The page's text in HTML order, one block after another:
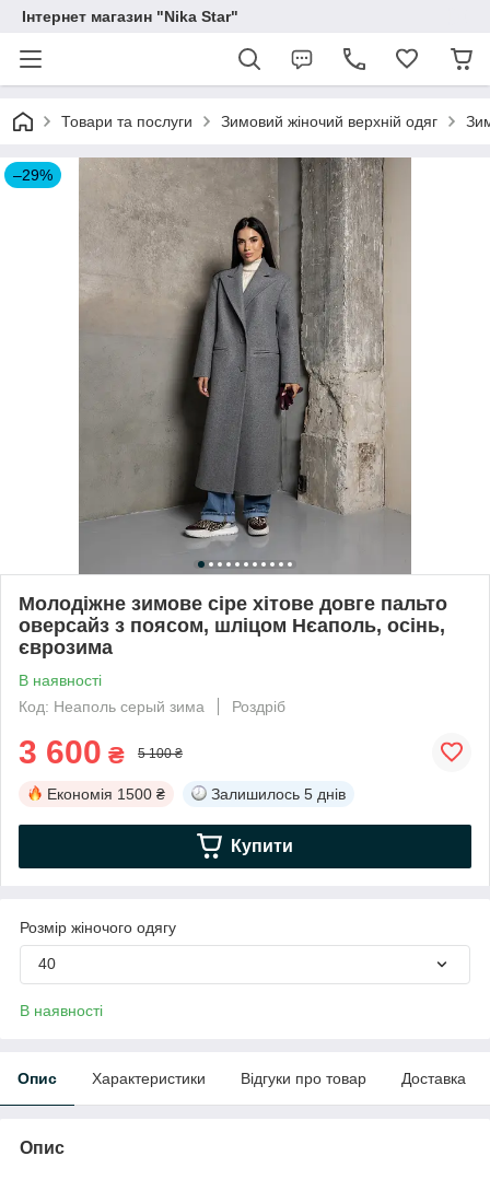
Інтернет магазин "Nika Star"
Товари та послуги Зимовий жіночий верхній одяг
–29%
Молодіжне зимове сіре хітове довге пальто
оверсайз з поясом, шліцом Нєаполь, осінь,
єврозима
В наявності
Код: Неаполь серый зима
Роздріб
3 600 ₴ 5 100 ₴
Економія 1500 ₴ Залишилось 5 днів
Купити
Розмір жіночого одягу
40
В наявності
Опис Характеристики Відгуки про товар Доставка
Опис